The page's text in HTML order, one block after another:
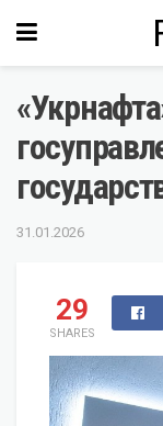
31.01.2026
29
SHARES